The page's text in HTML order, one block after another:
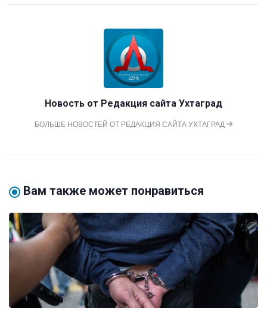
Новость от Редакция сайта Ухтаград
БОЛЬШЕ НОВОСТЕЙ ОТ РЕДАКЦИЯ САЙТА УХТАГРАД
Вам также может понравиться